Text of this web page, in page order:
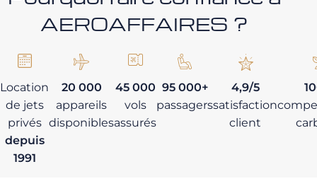
AEROAFFAIRES ?
Location
de jets
privés
depuis
1991
20 000
appareils
disponibles
45 000
vols
assurés
95 000+
passagers
4,9/5
satisfaction
client